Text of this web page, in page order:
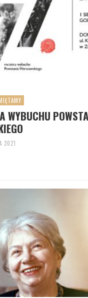
WYBUCHU
2021